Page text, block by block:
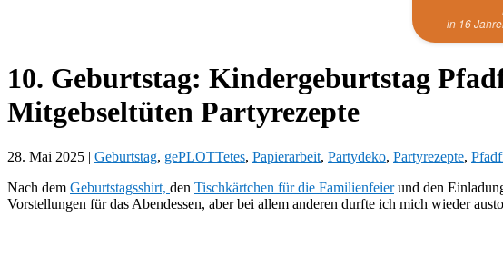
– in 16
10. Geburtstag: Kindergeburtstag
Mitgebseltüten Partyrezepte
28. Mai 2025 | Geburtstag, gePLOTTetes, Papierarbeit, Partydeko, Partyrezepte,
Nach dem Geburtstagsshirt, den Tischkärtchen für die Familienfeierund den
Vorstellungen für das Abendessen, aber bei allem anderen durfte ich mich wieder